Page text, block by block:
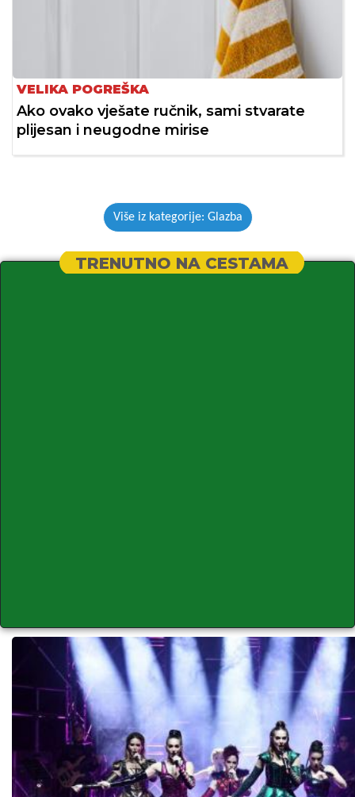
VELIKA POGREŠKA
Ako ovako vješate ručnik, sami stvarate
plijesan i neugodne mirise
Više iz kategorije: Glazba
TRENUTNO NA CESTAMA